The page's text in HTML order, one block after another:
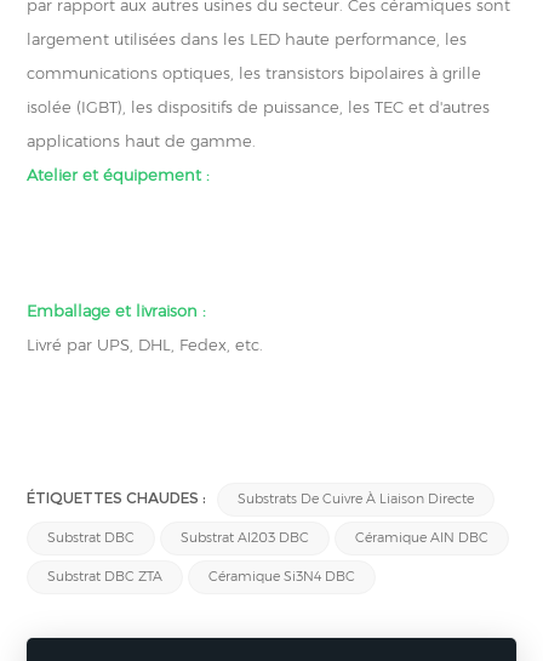
par rapport aux autres usines du secteur. Ces céramiques sont
largement utilisées dans les LED haute performance, les
communications optiques, les transistors bipolaires à grille
isolée (IGBT), les dispositifs de puissance, les TEC et d'autres
applications haut de gamme.
Atelier et équipement :
Emballage et livraison :
Livré par UPS, DHL, Fedex, etc.
ÉTIQUETTES CHAUDES : Substrats De Cuivre À Liaison Directe
Substrat DBC Substrat Al203 DBC Céramique AlN DBC
Substrat DBC ZTA Céramique Si3N4 DBC